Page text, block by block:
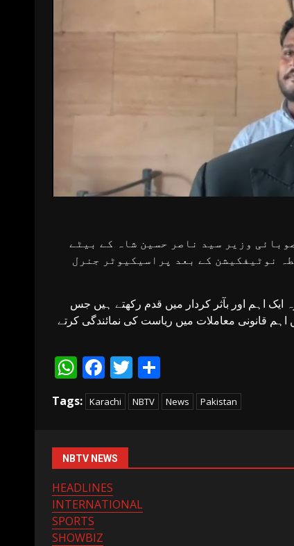
وزیر سید ناصر حسین شاہ کے بیٹے
نوٹیفکیشن کے بعد پراسیکیوٹر جنرل
ایک اہم اور بآثر کردار میں قدم رکھتے ہیں جس
قانونی معاملات میں ریاست کی نمائندگی کرتے
WhatsApp
Facebook
Twitter
Tags: Karachi NBTV News Pakistan
NBTV NEWS
HEADLINES
INTERNATIONAL
SPORTS
SHOWBIZ